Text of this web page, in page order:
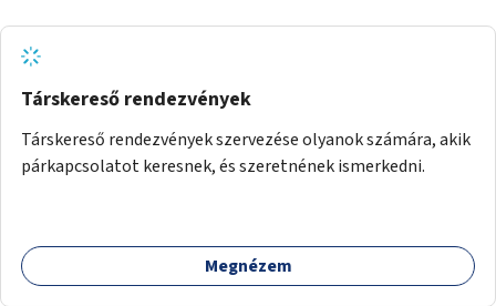
Társkereső rendezvények
Társkereső rendezvények szervezése olyanok számára, akik
párkapcsolatot keresnek, és szeretnének ismerkedni.
Megnézem